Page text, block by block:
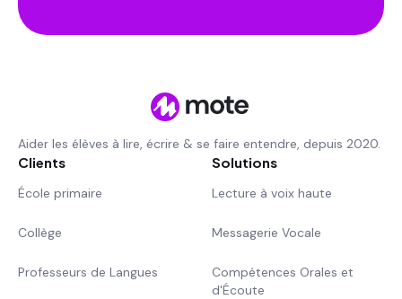
Aider les élèves à lire, écrire & se faire entendre, depuis 2020.
Clients
École primaire
Collège
Professeurs de Langues
Solutions
Lecture à voix haute
Messagerie Vocale
Compétences Orales et
d'Écoute